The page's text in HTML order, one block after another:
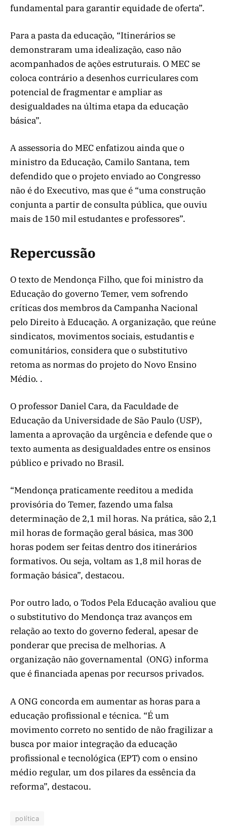
fundamental para garantir equidade de oferta”.
Para a pasta da educação, “Itinerários se
demonstraram uma idealização, caso não
acompanhados de ações estruturais. O MEC se
coloca contrário a desenhos curriculares com
potencial de fragmentar e ampliar as
desigualdades na última etapa da educação
básica”.
A assessoria do MEC enfatizou ainda que o
ministro da Educação, Camilo Santana, tem
defendido que o projeto enviado ao Congresso
não é do Executivo, mas que é “uma construção
conjunta a partir de consulta pública, que ouviu
mais de 150 mil estudantes e professores”.
Repercussão
O texto de Mendonça Filho, que foi ministro da
Educação do governo Temer, vem sofrendo
críticas dos membros da Campanha Nacional
pelo Direito à Educação. A organização, que reúne
sindicatos, movimentos sociais, estudantis e
comunitários, considera que o substitutivo
retoma as normas do projeto do Novo Ensino
Médio. .
O professor Daniel Cara, da Faculdade de
Educação da Universidade de São Paulo (USP),
lamenta a aprovação da urgência e defende que o
texto aumenta as desigualdades entre os ensinos
público e privado no Brasil.
“Mendonça praticamente reeditou a medida
provisória do Temer, fazendo uma falsa
determinação de 2,1 mil horas. Na prática, são 2,1
mil horas de formação geral básica, mas 300
horas podem ser feitas dentro dos itinerários
formativos. Ou seja, voltam as 1,8 mil horas de
formação básica”, destacou.
Por outro lado, o Todos Pela Educação avaliou que
o substitutivo do Mendonça traz avanços em
relação ao texto do governo federal, apesar de
ponderar que precisa de melhorias. A
organização não governamental (ONG) informa
que é financiada apenas por recursos privados.
A ONG concorda em aumentar as horas para a
educação profissional e técnica. “É um
movimento correto no sentido de não fragilizar a
busca por maior integração da educação
profissional e tecnológica (EPT) com o ensino
médio regular, um dos pilares da essência da
reforma”, destacou.
política